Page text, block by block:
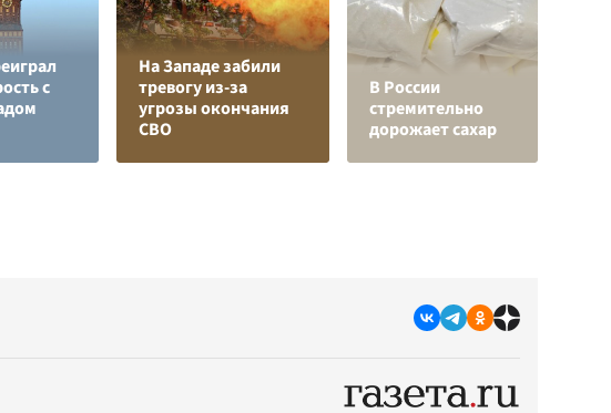
с
На Западе забили
тревогу из-за
угрозы окончания
СВО
В России
стремительно
дорожает сахар